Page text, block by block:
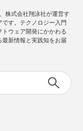
株式会社翔泳社が運営す
す。テクノロジー入門
ウェア開発にかかわる
新情報と実践知をお届